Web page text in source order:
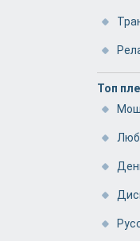
Топ